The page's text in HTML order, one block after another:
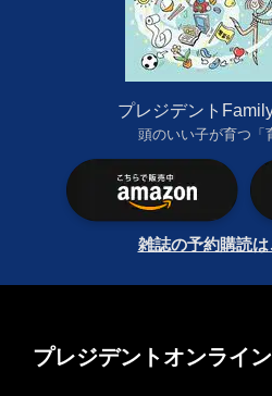
プレジデント
頭のいい子が育つ「
雑誌の予約購読
プレジデントオンライ